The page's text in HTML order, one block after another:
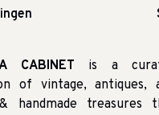
CABINET is a
of vintage, antiques,
handmade treasures